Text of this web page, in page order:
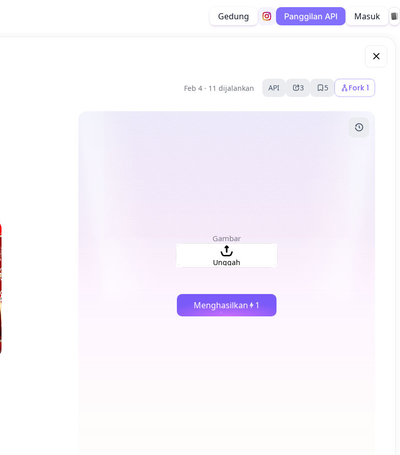
Gedung Panggilan API Masuk
Feb 4 · 11 dijalankan API 3 5 Fork 1
Gambar
Unggah
Menghasilkan 1